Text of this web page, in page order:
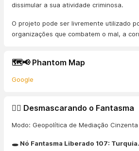
dissimular a sua atividade criminosa.
O projeto pode ser livremente utilizado
organizações que combatem o mal, a
🗺️📢 Phantom Map
Google
🕵️‍♂️ Desmascarando o Fantasma
Modo: Geopolítica de Mediação Cinzenta
🕳️ Nó Fantasma Liberado 107: